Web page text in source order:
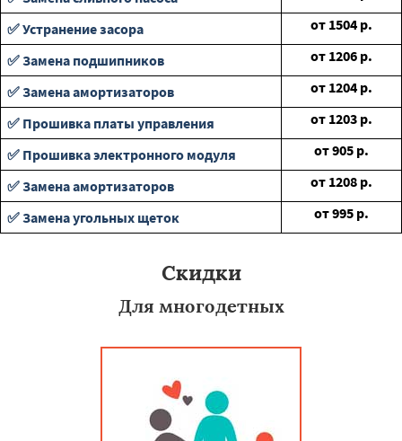
✅ Устранение засора
от 1504 р.
✅ Замена подшипников
от 1206 р.
✅ Замена амортизаторов
от 1204 р.
✅ Прошивка платы управления
от 1203 р.
✅ Прошивка электронного модуля
от905 р.
✅ Замена амортизаторов
от 1208 р.
✅ Замена угольных щеток
от995 р.
Скидки
Для многодетных